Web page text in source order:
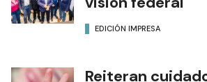
EDICIÓN IMPRESA
Reiteran